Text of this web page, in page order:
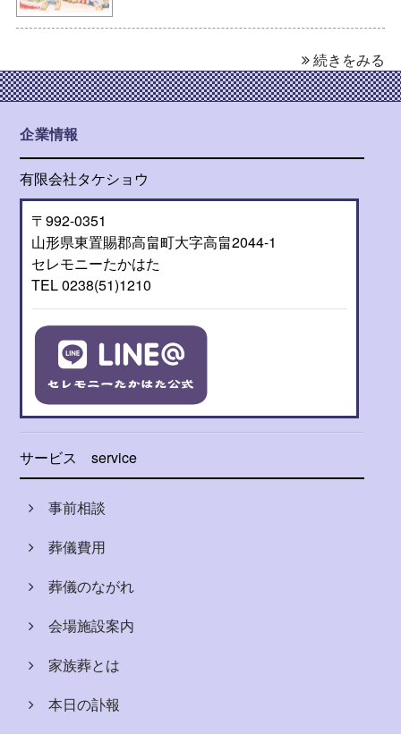
続きをみる
企業情報
有限会社タケショウ
〒992-0351
山形県東置賜郡高畠町大字高畠2044-1
セレモニーたかはた
TEL 0238(51)1210
サービス service
事前相談
葬儀費用
葬儀のながれ
会場施設案内
家族葬とは
本日の訃報